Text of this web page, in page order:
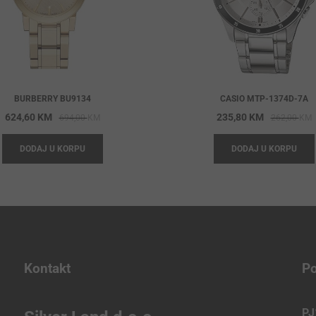
BURBERRY BU9134
694,00KM
price
694,00 KM.
624,60 KM
price
624,60 KM.
DODAJ U KORPU
CASIO MTP-1374D-7A
262,00KM
235,80 KM
DODAJ U KORPU
Kontakt